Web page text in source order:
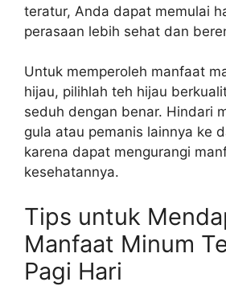
teratur, Anda dapat memulai
perasaan lebih sehat dan
Untuk memperoleh manfaat
hijau, pilihlah teh hijau
seduh dengan benar. Hindari
gula atau pemanis lainnya ke
karena dapat mengurangi
kesehatannya.
Tips untuk
Manfaat Minum
Pagi Hari